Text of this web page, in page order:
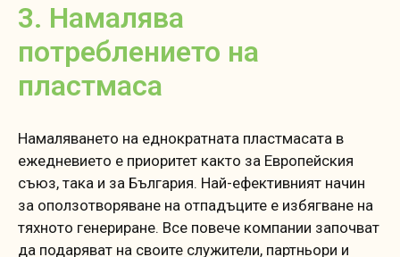
3. Намалява
потреблението на
пластмаса
Намаляването на еднократната пластмасата в
ежедневието е приоритет както за Европейския
съюз, така и за България. Най-ефективният начин
за оползотворяване на отпадъците е избягване на
тяхното генериране. Все повече компании започват
да подаряват на своите служители, партньори и